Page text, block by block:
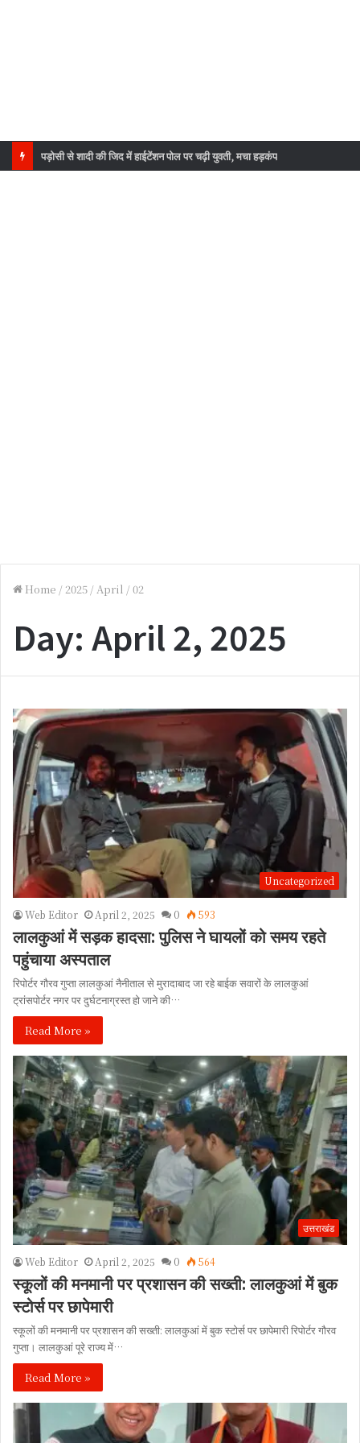
पड़ोसी से शादी की जिद में हाईटेंशन पोल पर चढ़ी युवती, मचा हड़कंप
Home /2025 /April /02
Day: April 2, 2025
Uncategorized
Web Editor April 2, 2025 0 593
लालकुआं में सड़क हादसा: पुलिस ने घायलों को समय रहते
पहुंचाया अस्पताल
रिपोर्टर गौरव गुप्ता लालकुआं नैनीताल से मुरादाबाद जा रहे बाईक सवारों के लालकुआं
ट्रांसपोर्टर नगर पर दुर्घटनाग्रस्त हो जाने की…
Read More »
उत्तराखंड
Web Editor April 2, 2025 0 564
स्कूलों की मनमानी पर प्रशासन की सख्ती: लालकुआं में बुक
स्टोर्स पर छापेमारी
स्कूलों की मनमानी पर प्रशासन की सख्ती: लालकुआं में बुक स्टोर्स पर छापेमारी रिपोर्टर गौरव
गुप्ता। लालकुआं पूरे राज्य में…
Read More »